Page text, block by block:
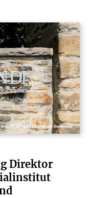
Juergen Landes | Kommende Dortmund
Direktor